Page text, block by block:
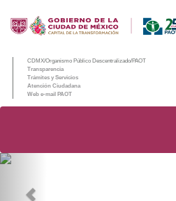
CDMX/Organismo Público Descentralizado/PAOT
Transparencia
Trámites y Servicios
Atención Ciudadana
Web e-mail PAOT